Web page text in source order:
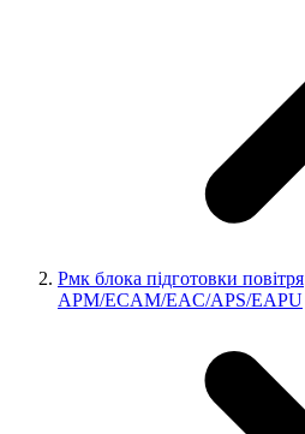
Рмк блока підготовки повітря
APM/ECAM/EAC/APS/EAPU